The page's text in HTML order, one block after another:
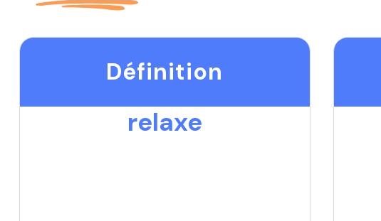
Définition
relaxe